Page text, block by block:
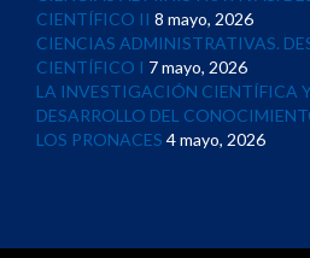
CIENTÍFICO II 8 mayo, 2026
CIENCIAS ADMINISTRATIVAS.
CIENTÍFICO I 7 mayo, 2026
LA INVESTIGACIÓN CIENTÍFICA
DESARROLLO DEL
LOS PRONACES 4 mayo, 2026